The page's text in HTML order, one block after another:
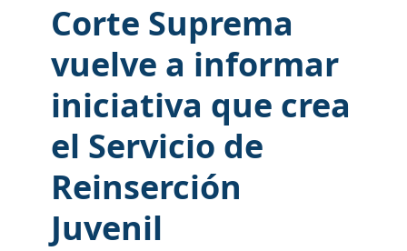
Corte Suprema
vuelve a informar
iniciativa que crea
el Servicio de
Reinserción
Juvenil